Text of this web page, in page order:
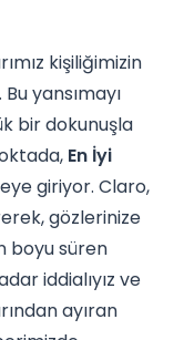
kişiliğimizin
yansımayı
bir dokunuşla
En İyi
giriyor. Claro,
gözlerinize
boyu süren
iddialıyız ve
ayıran